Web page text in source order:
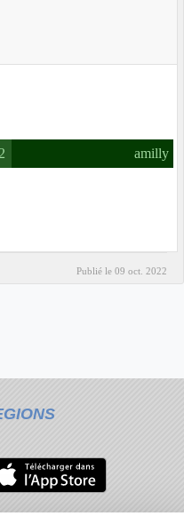
amilly
Publié le 09 oct. 2022
des cookies